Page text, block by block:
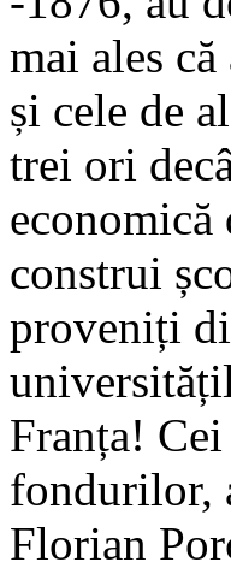
mai ales
și cele de
trei ori
construi
proveniți
Franța!
fondurilor,
Florian